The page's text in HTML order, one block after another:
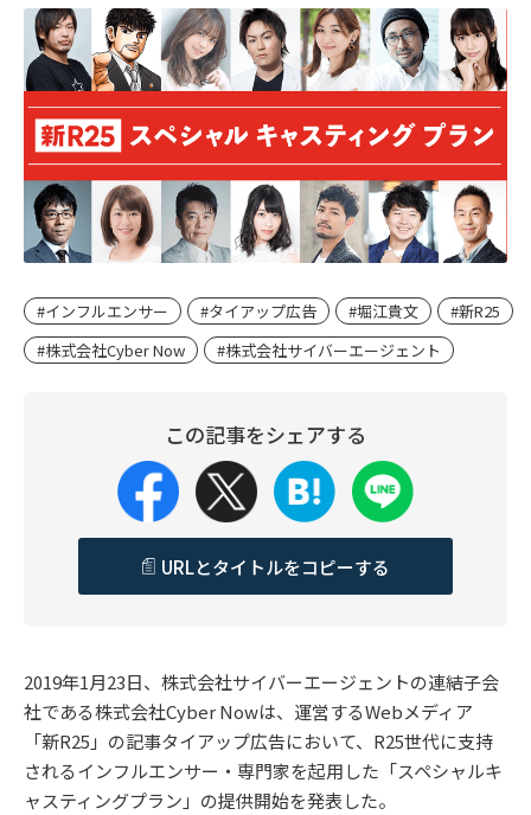
#インフルエンサー #タイアップ広告 #堀江貴文
#新R25
#株式会社Cyber Now
#株式会社サイバーエージェント
この記事をシェアする
URLとタイトルをコピーする
2019年1月23日、株式会社サイバーエージェントの連結子会
社である株式会社Cyber Nowは、運営するWebメディア
「新R25」の記事タイアップ広告において、R25世代に支持
されるインフルエンサー・専門家を起用した「スペシャルキ
ャスティングプラン」の提供開始を発表した。